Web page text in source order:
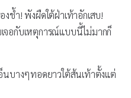
ช้ำ! พังผืดใต้ฝ่าเท้าอักเสบ!
จอกับเหตุการณ์แบบนี้ไม่มากก็
นบางๆทอดยาวใต้ส้นเท้าตั้งแต่